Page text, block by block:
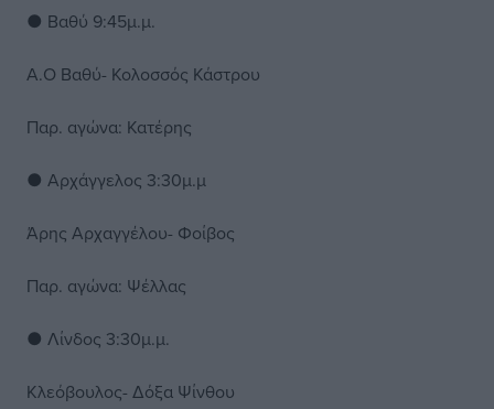
● Βαθύ 9:45μ.μ.
Α.Ο Βαθύ- Κολοσσός Κάστρου
Παρ. αγώνα: Κατέρης
● Αρχάγγελος 3:30μ.μ
Άρης Αρχαγγέλου- Φοίβος
Παρ. αγώνα: Ψέλλας
● Λίνδος 3:30μ.μ.
Κλεόβουλος- Δόξα Ψίνθου